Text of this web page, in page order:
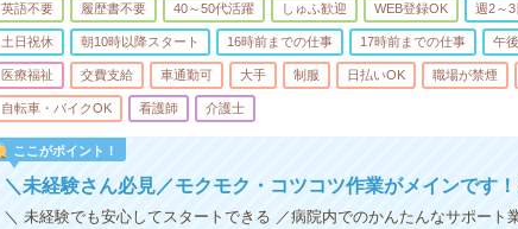
英語不要 履歴書不要 40～50代活躍 しゅふ歓迎 WEB登録OK 週2～
土日祝休 朝10時以降スタート 16時前までの仕事 17時前までの仕事 午
医療福祉 交費支給 車通勤可 大手 制服 日払いOK 職場が禁煙
自転車・バイクOK 看護師 介護士
ここがポイント！
＼未経験さん必見／モクモク・コツコツ作業がメインです
＼ 未経験でも安心してスタートできる ／病院内でのかんたんなサポート